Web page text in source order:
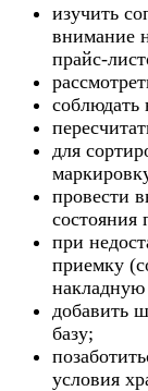
изучить
внимание
прайс-
для
провести
состояния
при
приемку
накладную
добавить
базу;
условия